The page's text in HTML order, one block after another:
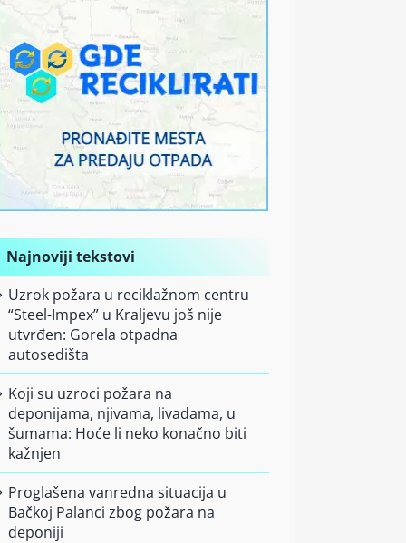
Najnoviji tekstovi
Uzrok požara u reciklažnom centru
“Steel-Impex” u Kraljevu još nije
utvrđen: Gorela otpadna
autosedišta
Koji su uzroci požara na
deponijama, njivama, livadama, u
šumama: Hoće li neko konačno biti
kažnjen
Proglašena vanredna situacija u
Bačkoj Palanci zbog požara na
deponiji